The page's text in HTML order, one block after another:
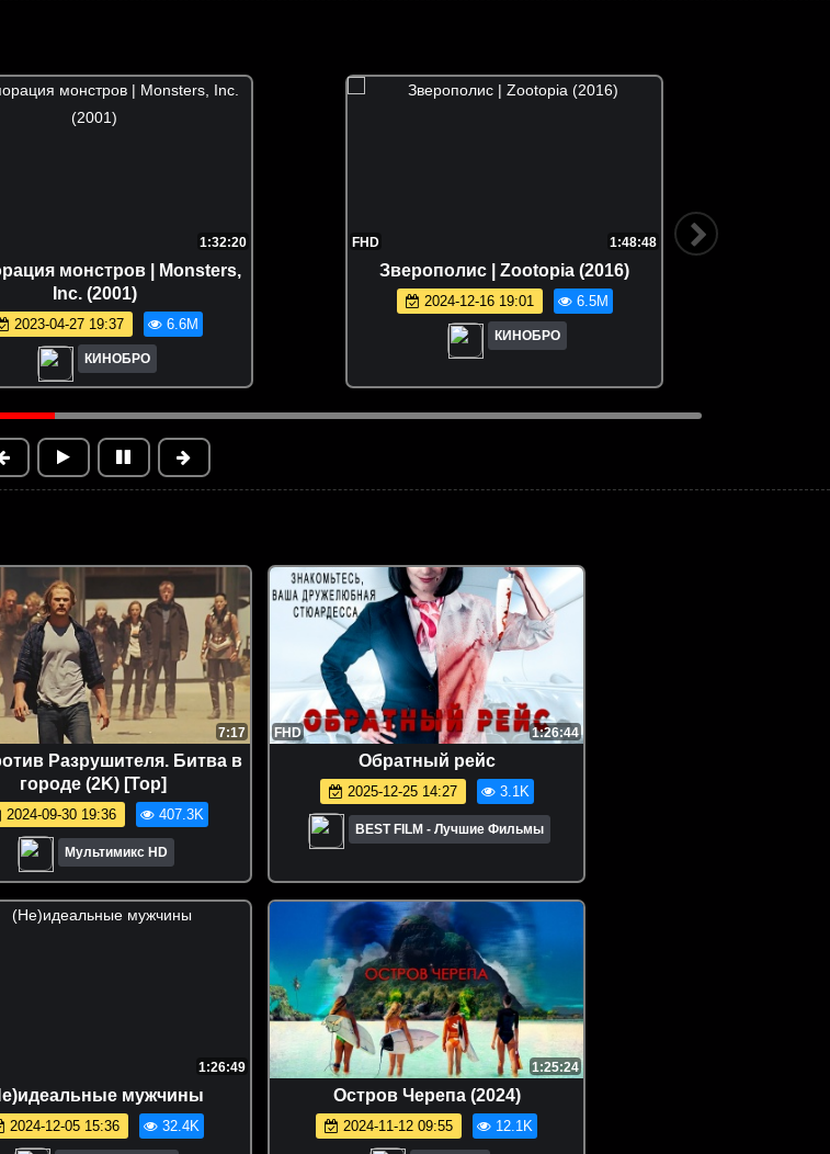
1:32:20
монстров | Monsters,
Inc. (2001)
2023-04-27 19:37 6.6M
КИНОБРО
FHD 1:48:48
Зверополис | Zootopia (2016)
2024-12-16 19:01 6.5M
КИНОБРО
7:17
Разрушителя. Битва в
городе (2K) [Тор]
2024-09-30 19:36 407.3K
Мультимикс HD
FHD 1:26:44
Обратный рейс
2025-12-25 14:27 3.1K
BEST FILM - Лучшие Фильмы
1:26:49
мужчины
2024-12-05 15:36 32.4K
1:25:24
Остров Черепа (2024)
2024-11-12 09:55 12.1K